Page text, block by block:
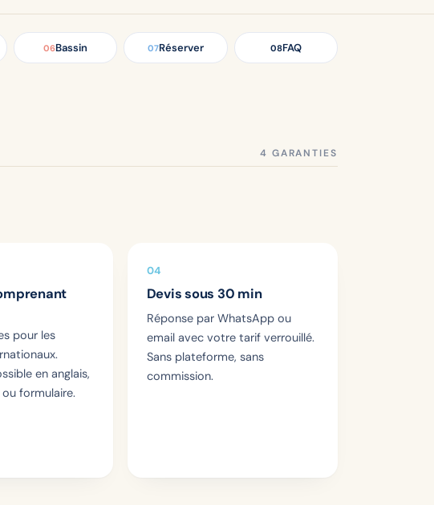
06Bassin 07Réserver 08FAQ
pour les
en anglais,
formulaire.
04
Devis sous 30 min
Réponse par WhatsApp ou
email avec votre tarif verrouillé.
Sans plateforme, sans
commission.